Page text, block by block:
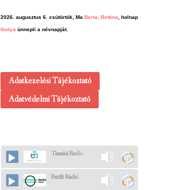
2026. augusztus 6. csütörtök, Ma Berta, Bettina , holnap
Ibolya ünnepli a névnapját.
Adatkezelési Tájékoztató
Adatvédelmi Tájékoztató
Tamási Radio
Petőfi Rádió